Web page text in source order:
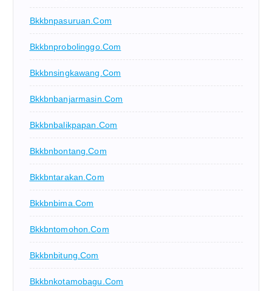
Bkkbnpasuruan.com
Bkkbnprobolinggo.com
Bkkbnsingkawang.com
Bkkbnbanjarmasin.com
Bkkbnbalikpapan.com
Bkkbnbontang.com
Bkkbntarakan.com
Bkkbnbima.com
Bkkbntomohon.com
Bkkbnbitung.com
Bkkbnkotamobagu.com